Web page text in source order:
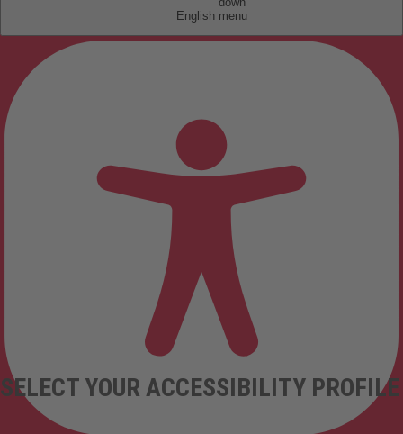
English
SELECT YOUR ACCESSIBILITY PROFILE